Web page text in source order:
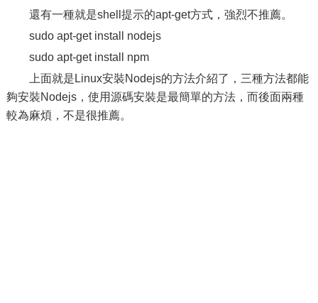
還有一種就是shell提示的apt-get方式，強烈不推薦。
sudo apt-get install nodejs
sudo apt-get install npm
上面就是Linux安裝Nodejs的方法介紹了，三種方法都能
夠安裝Nodejs，使用源碼安裝是最簡單的方法，而後面兩種
較為麻煩，不是很推薦。